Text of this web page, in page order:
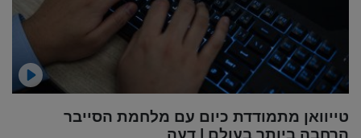
טייוואן מתמודדת כיום עם מלחמת הסייבר
הרחבה ביותר בעולם | דעה